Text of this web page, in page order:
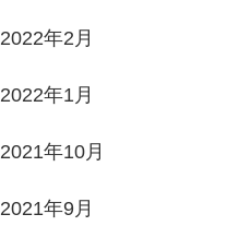
2022年2月
2022年1月
2021年10月
2021年9月